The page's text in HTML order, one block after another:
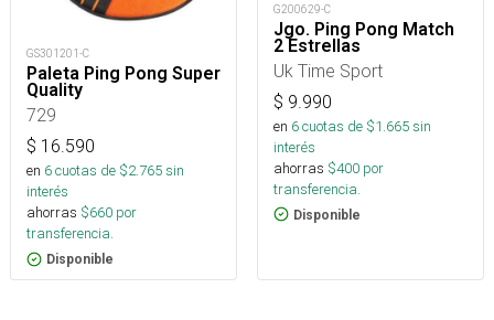
GS301201-C
Paleta Ping Pong Super
Quality
729
$ 16.590
en 6cuotas de $2.765sin
interés
ahorras $660 por
transferencia.
Disponible
G200629-C
Jgo. Ping Pong Match
2 Estrellas
Uk Time Sport
$ 9.990
en 6cuotas de $1.665sin
interés
ahorras $400 por
transferencia.
Disponible